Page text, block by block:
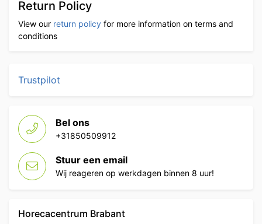
Return Policy
View our return policy for more information on terms and
conditions
Trustpilot
Bel ons
+31850509912
Stuur een email
Wij reageren op werkdagen binnen 8 uur!
Horecacentrum Brabant